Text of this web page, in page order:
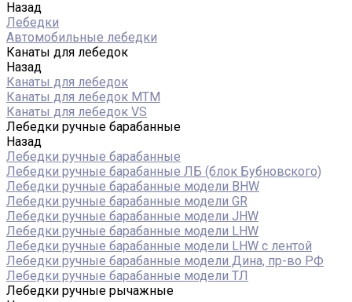
Назад
Лебедки
Автомобильные лебедки
Канаты для лебедок
Назад
Канаты для лебедок
Канаты для лебедок MTM
Канаты для лебедок VS
Лебедки ручные барабанные
Назад
Лебедки ручные барабанные
Лебедки ручные барабанные ЛБ (блок Бубновского)
Лебедки ручные барабанные модели BHW
Лебедки ручные барабанные модели GR
Лебедки ручные барабанные модели JHW
Лебедки ручные барабанные модели LHW
Лебедки ручные барабанные модели LHW c лентой
Лебедки ручные барабанные модели Дина, пр-во РФ
Лебедки ручные барабанные модели ТЛ
Лебедки ручные рычажные